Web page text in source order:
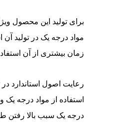
برای تولید این محصول
مواد درجه یک در تولید
زمان بیشتری از آن
رعایت اصول استاندارد
استفاده از مواد درجه
درجه یک سبب بالا